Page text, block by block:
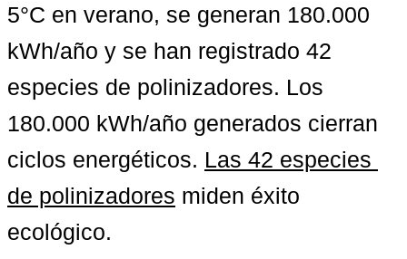
5°C en verano, se generan 180.000
kWh/año y se han registrado 42
especies de polinizadores. Los
180.000 kWh/año generados cierran
ciclos energéticos. Las 42 especies
de polinizadores miden éxito
ecológico.